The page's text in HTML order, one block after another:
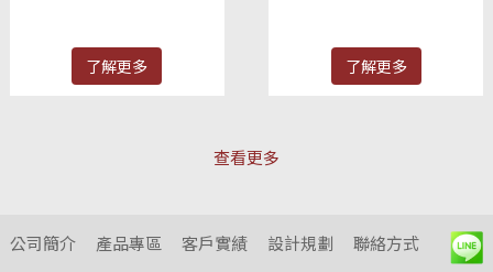
了解更多 了解更多
查看更多
公司簡介 產品專區 客戶實績 設計規劃
聯絡方式